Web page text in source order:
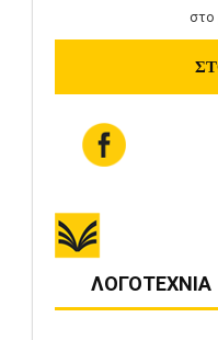
στο
ΛΟΓΟΤΕΧΝΙΑ